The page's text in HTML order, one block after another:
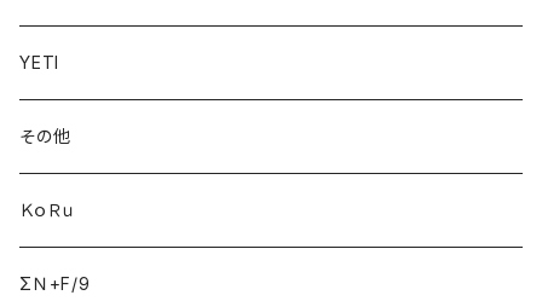
YETI
その他
ＫｏＲｕ
ΣＮ+F/9